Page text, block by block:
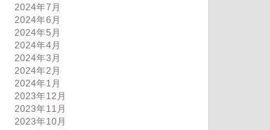
2024年7月
2024年6月
2024年5月
2024年4月
2024年3月
2024年2月
2024年1月
2023年12月
2023年11月
2023年10月